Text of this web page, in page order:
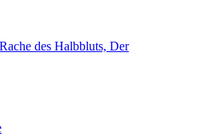
des Halbbluts, Der